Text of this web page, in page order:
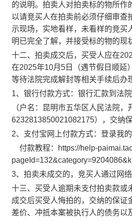
的说明。 拍卖人对拍卖标的物所作
以请竞买人在拍卖前必须仔细审
示现场，实地看样，未看样的竞
明已完全了解，并接受标的物的现
十二、拍卖成交后，买受人应在202
在2025年10月 5 日
（遇节假日顺
等待法院完成解封等相关手续后办
1、银行付款方式：银行汇款到法
（户名：
昆明市五华区人民法院，
6232813850021082175），交纳
2、 支付宝网上付款方式：登录我
付款教程：
https://help-
3、拍卖未成交的，竞买人通过网
十三、买受人逾期未支付拍卖款或
成交后买受人悔拍的，交纳的保
差价、冲抵本案被执行人的债务以